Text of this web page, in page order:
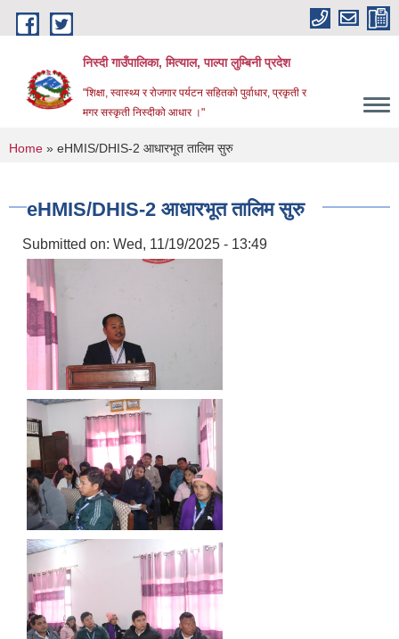
Skip to main content
निस्दी गाउँपालिका, मित्याल, पाल्पा लुम्बिनी प्रदेश
"शिक्षा, स्वास्थ्य र रोजगार पर्यटन सहितको पुर्वाधार, प्रकृती र
मगर सस्कृती निस्दीको आधार ।"
You are here
Home » eHMIS/DHIS-2 आधारभूत तालिम सुरु
eHMIS/DHIS-2 आधारभूत तालिम सुरु
Submitted on: Wed, 11/19/2025 - 13:49